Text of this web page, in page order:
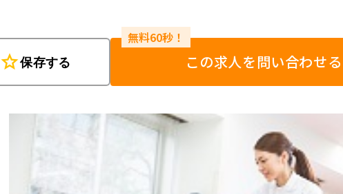
star保存する この求人を問い合わせる